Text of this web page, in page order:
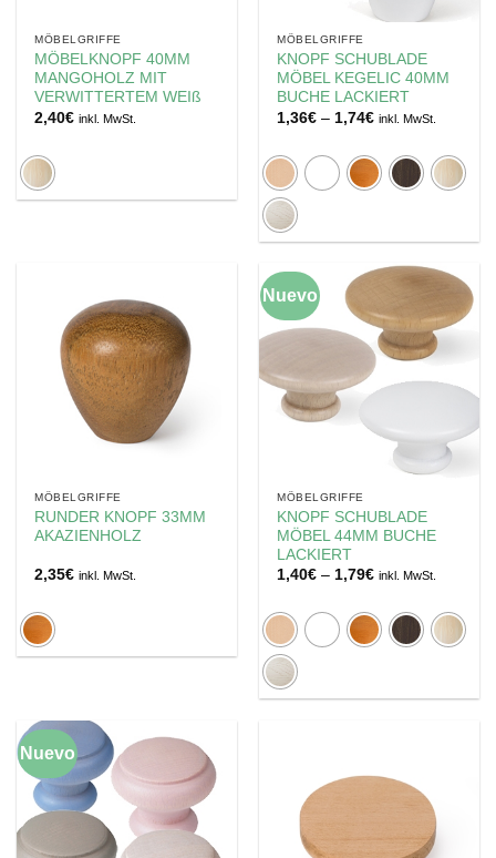
MÖBELGRIFFE
MÖBELKNOPF 40MM
MANGOHOLZ MIT
VERWITTERTEM WEIß
2,40€ inkl. MwSt.
MÖBELGRIFFE
KNOPF SCHUBLADE
MÖBEL KEGELIC 40MM
BUCHE LACKIERT
1,36€ – 1,74€Preisspanne:
1,74€
inkl. MwSt.
MÖBELGRIFFE
RUNDER KNOPF 33MM
AKAZIENHOLZ
2,35€ inkl. MwSt.
Nuevo
MÖBELGRIFFE
KNOPF SCHUBLADE
MÖBEL 44MM BUCHE
LACKIERT
1,40€ –1,79€Preisspanne:
1,79€
inkl. MwSt.
Nuevo